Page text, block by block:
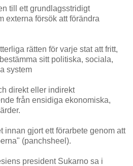
till ett grundlagsstridigt
externa försök att förändra
rätten för varje stat att fritt,
sitt politiska, sociala,
system
direkt eller indirekt
från ensidiga ekonomiska,
innan gjort ett förarbete genom att
(panchsheel).
president Sukarno sa i